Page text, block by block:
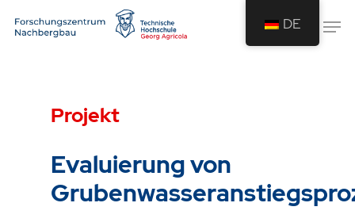
schließen.
Projekt
Evaluierung von
DE